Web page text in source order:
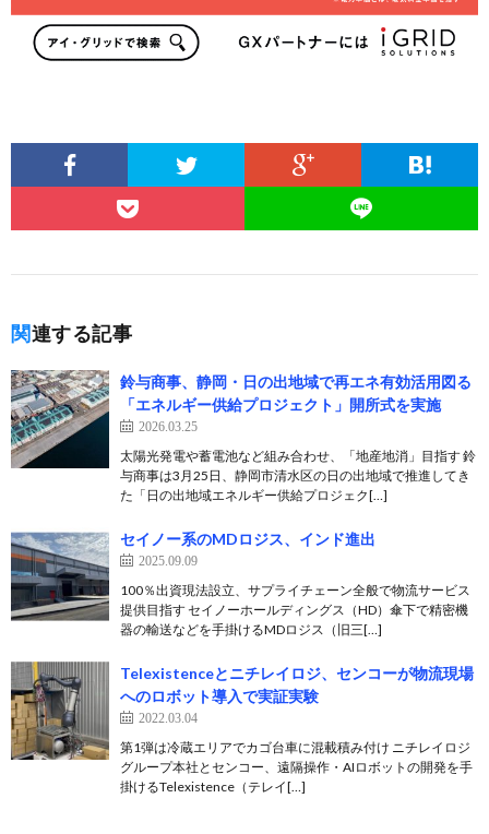
関連する記事
鈴与商事、静岡・日の出地域で再エネ有効活用図る
「エネルギー供給プロジェクト」開所式を実施
2026.03.25
太陽光発電や蓄電池など組み合わせ、「地産地消」目指す 鈴
与商事は3月25日、静岡市清水区の日の出地域で推進してき
た「日の出地域エネルギー供給プロジェク[…]
セイノー系のMDロジス、インド進出
2025.09.09
100％出資現法設立、サプライチェーン全般で物流サービス
提供目指す セイノーホールディングス（HD）傘下で精密機
器の輸送などを手掛けるMDロジス（旧三[…]
Telexistenceとニチレイロジ、センコーが物流現場
へのロボット導入で実証実験
2022.03.04
第1弾は冷蔵エリアでカゴ台車に混載積み付け ニチレイロジ
グループ本社とセンコー、遠隔操作・AIロボットの開発を手
掛けるTelexistence（テレイ[…]